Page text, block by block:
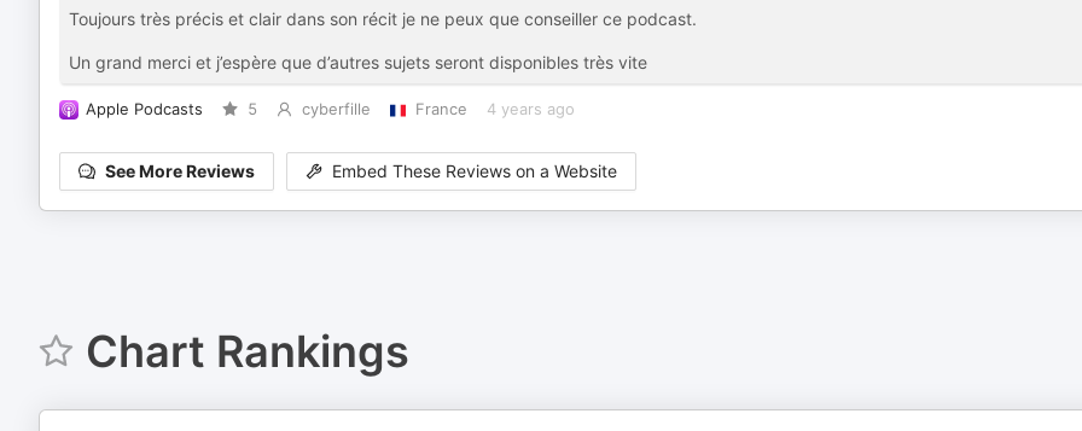
Toujours très précis et clair dans son récit je ne peux que conseiller ce podcast.
Un grand merci et j’espère que d’autres sujets seront disponibles très vite
Apple Podcasts 5 cyberfille France 4 years ago
See More Reviews Embed These Reviews on a Website
Chart Rankings